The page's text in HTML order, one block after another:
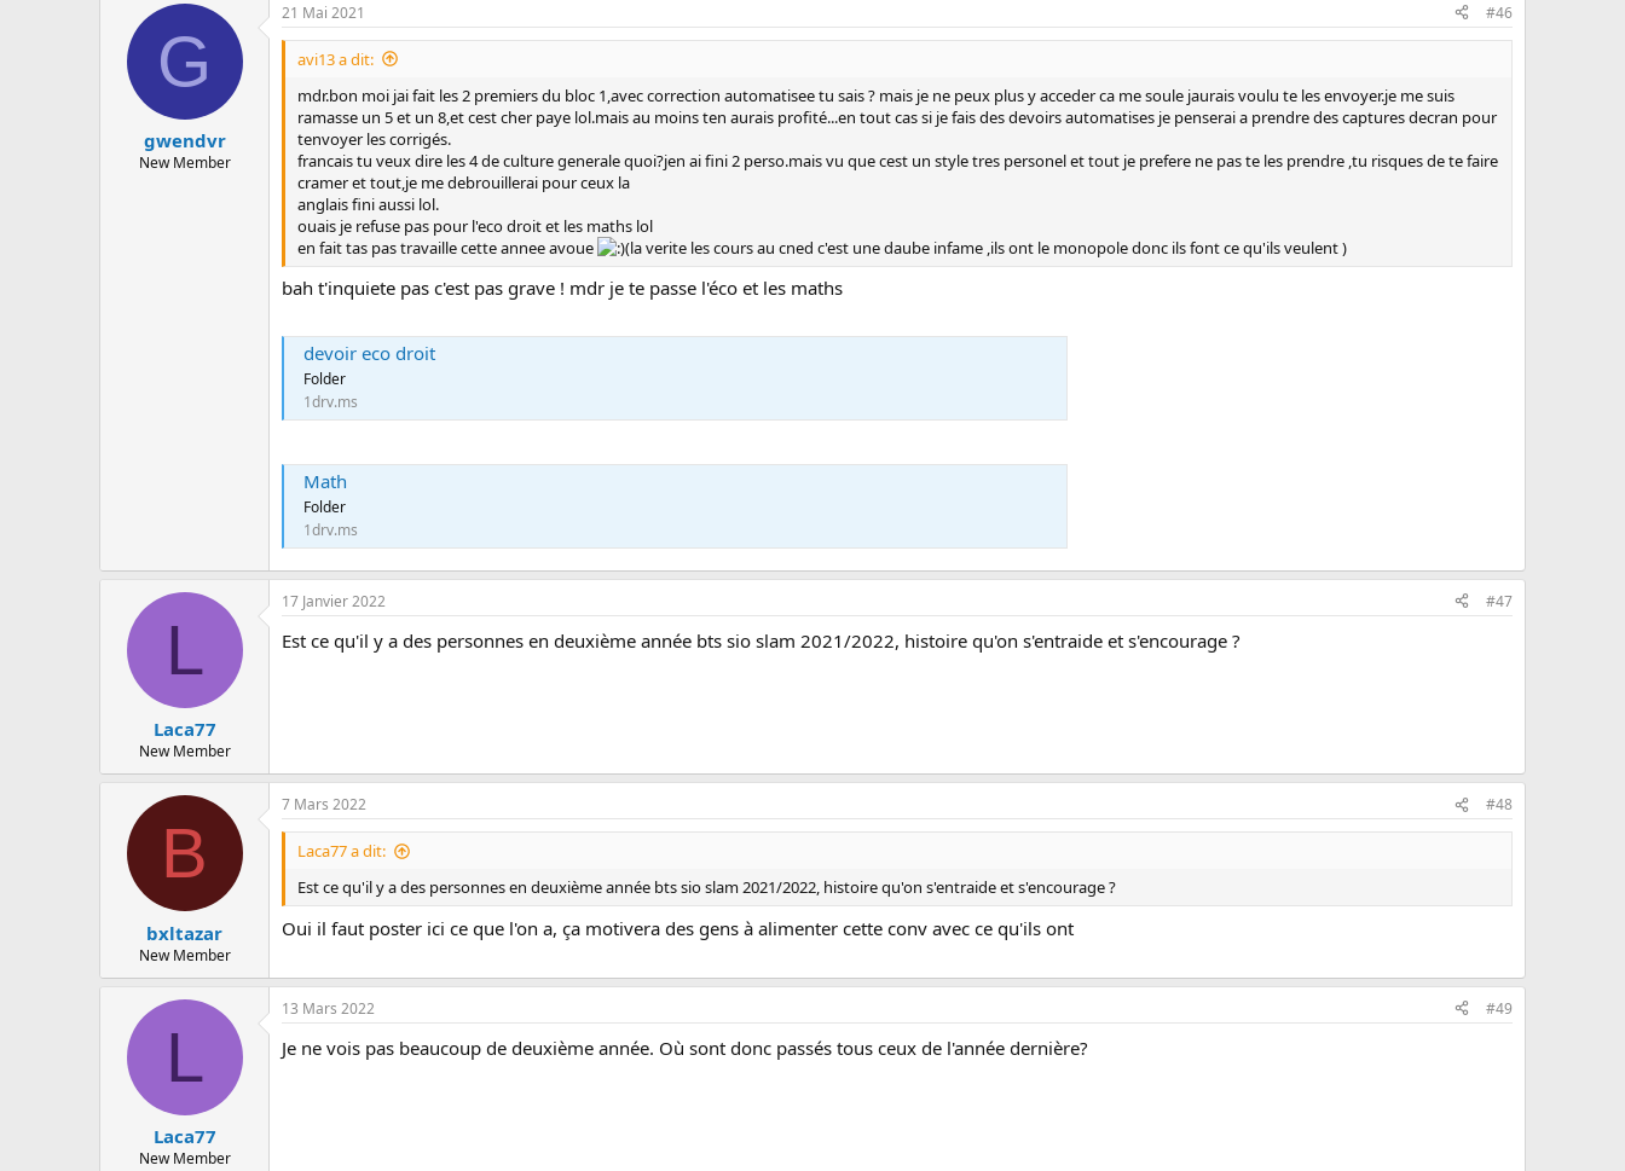
G
gwendvr
New Member
21 Mai 2021 #46
avi13 a dit:
mdr.bon moi jai fait les 2 premiers du bloc 1,avec correction automatisee tu sais ? mais je ne peux plus y acceder ca me soule jaurais voulu te les envoyer.je me suis
ramasse un 5 et un 8,et cest cher paye lol.mais au moins ten aurais profité...en tout cas si je fais des devoirs automatises je penserai a prendre des captures decran pour
tenvoyer les corrigés.
francais tu veux dire les 4 de culture generale quoi?jen ai fini 2 perso.mais vu que cest un style tres personel et tout je prefere ne pas te les prendre ,tu risques de te faire
cramer et tout,je me debrouillerai pour ceux la
anglais fini aussi lol.
ouais je refuse pas pour l'eco droit et les maths lol
en fait tas pas travaille cette annee avoue
(la verite les cours au cned c'est une daube infame ,ils ont le monopole donc ils font ce qu'ils veulent )
bah t'inquiete pas c'est pas grave ! mdr je te passe l'éco et les maths
devoir eco droit
Folder
1drv.ms
Math
Folder
1drv.ms
L
Laca77
New Member
17 Janvier 2022 #47
Est ce qu'il y a des personnes en deuxième année bts sio slam 2021/2022, histoire qu'on s'entraide et s'encourage ?
B
bxltazar
New Member
7 Mars 2022 #48
Laca77 a dit:
Est ce qu'il y a des personnes en deuxième année bts sio slam 2021/2022, histoire qu'on s'entraide et s'encourage ?
Oui il faut poster ici ce que l'on a, ça motivera des gens à alimenter cette conv avec ce qu'ils ont
L
Laca77
New Member
13 Mars 2022 #49
Je ne vois pas beaucoup de deuxième année. Où sont donc passés tous ceux de l'année dernière?